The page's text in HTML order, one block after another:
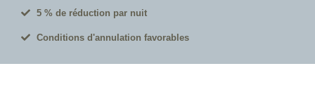
5 % de réduction par nuit
Conditions d'annulation favorables